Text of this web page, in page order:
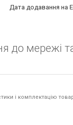
Дата додавання на
до мережі
і комплектацію